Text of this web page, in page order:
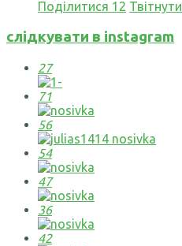
Поділитися 12 Твітнути
слідкувати в instagram
27
71
56
54
47
36
42